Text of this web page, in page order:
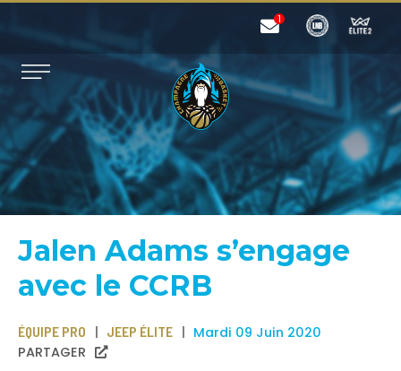
Jalen Adams s’engage
avec le CCRB
ÉQUIPE PRO JEEP ÉLITE
Mardi 09 Juin 2020
PARTAGER